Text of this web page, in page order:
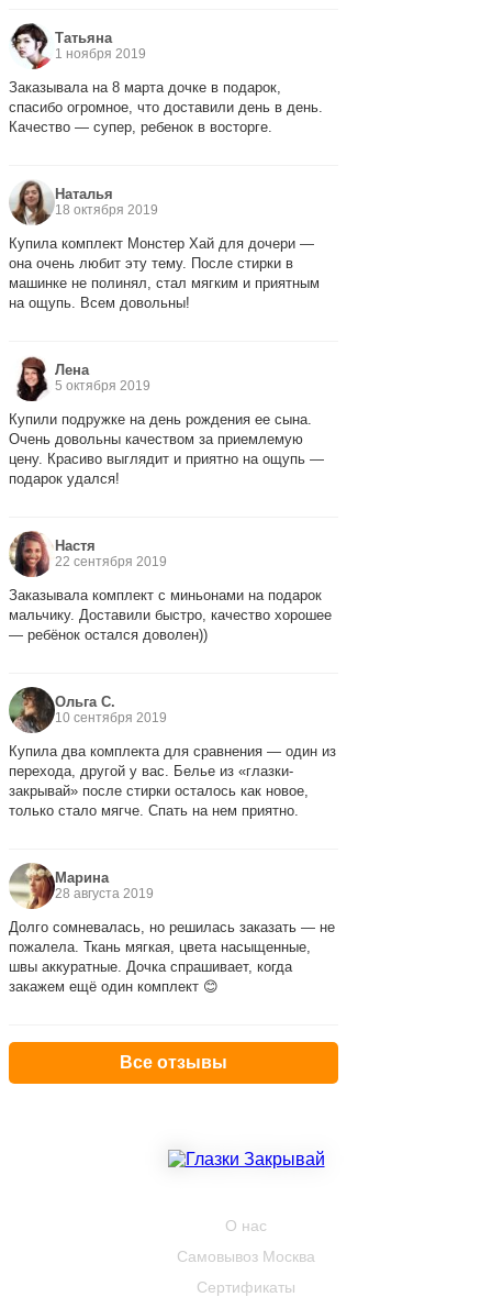
Татьяна
1 ноября 2019
Заказывала на 8 марта дочке в подарок,
спасибо огромное, что доставили день в день.
Качество — супер, ребенок в восторге.
Наталья
18 октября 2019
Купила комплект Монстер Хай для дочери —
она очень любит эту тему. После стирки в
машинке не полинял, стал мягким и приятным
на ощупь. Всем довольны!
Лена
5 октября 2019
Купили подружке на день рождения ее сына.
Очень довольны качеством за приемлемую
цену. Красиво выглядит и приятно на ощупь —
подарок удался!
Настя
22 сентября 2019
Заказывала комплект с миньонами на подарок
мальчику. Доставили быстро, качество хорошее
— ребёнок остался доволен))
Ольга С.
10 сентября 2019
Купила два комплекта для сравнения — один из
перехода, другой у вас. Белье из «глазки-
закрывай» после стирки осталось как новое,
только стало мягче. Спать на нем приятно.
Марина
28 августа 2019
Долго сомневалась, но решилась заказать — не
пожалела. Ткань мягкая, цвета насыщенные,
швы аккуратные. Дочка спрашивает, когда
закажем ещё один комплект 😊
Все отзывы
О нас
Самовывоз Москва
Сертификаты